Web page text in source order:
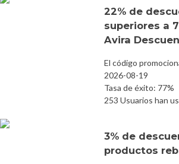
22% de
superiores a
Avira
El código
2026-08-19
Tasa de éxito: 77%
253 Usuarios han
3% de
productos